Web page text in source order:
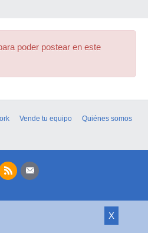
poder postear en este
X
Vende tu equipo
Quiénes somos